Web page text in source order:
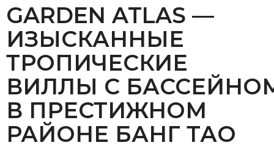
GARDEN ATLAS —
ИЗЫСКАННЫЕ
ТРОПИЧЕСКИЕ
ВИЛЛЫ С
В ПРЕСТИЖНОМ
РАЙОНЕ БАНГ ТАО